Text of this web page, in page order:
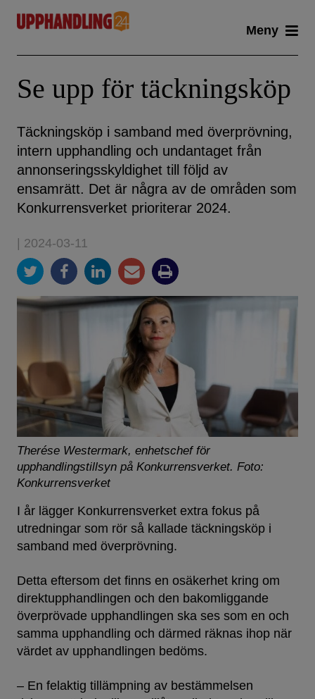
content
Meny
Se upp för täckningsköp
Täckningsköp i samband med överprövning,
intern upphandling och undantaget från
annonseringsskyldighet till följd av
ensamrätt. Det är några av de områden som
Konkurrensverket prioriterar 2024.
| 2024-03-11
Therése Westermark, enhetschef för
upphandlingstillsyn på Konkurrensverket. Foto:
Konkurrensverket
I år lägger Konkurrensverket extra fokus på
utredningar som rör så kallade täckningsköp i
samband med överprövning.
Detta eftersom det finns en osäkerhet kring om
direktupphandlingen och den bakomliggande
överprövade upphandlingen ska ses som en och
samma upphandling och därmed räknas ihop när
värdet av upphandlingen bedöms.
– En felaktig tillämpning av bestämmelsen